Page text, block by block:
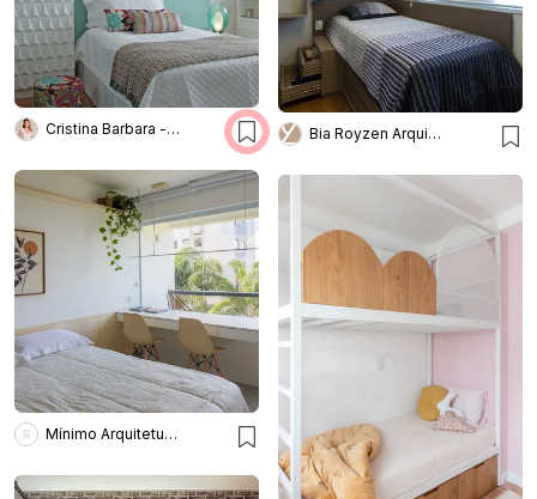
Cristina Barbara - Barbara e Purchio Bia Royzen Arquitetura
Mínimo Arquitetura e Design